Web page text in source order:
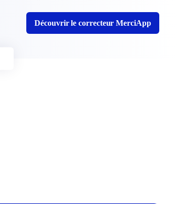
Découvrir le correcteur MerciApp